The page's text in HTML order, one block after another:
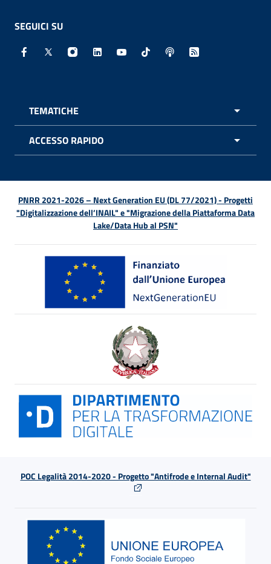
SEGUICI SU
Facebook - Sito esterno - Apertura in nuova finestra
X - Sito esterno - Apertura in nuova finestra
Instagram - Sito esterno - Apertura in
Linkedin - Sito esterno - Apertura in
Youtube - Sito esterno -
TikTok - Sito esterno -
Spreaker - Sito
Feed RSS -
TEMATICHE
ACCESSO RAPIDO
PNRR 2021-2026 – Next Generation EU (DL 77/2021) - Progetti
"Digitalizzazione dell’INAIL" e "Migrazione della Piattaforma Data
Lake/Data Hub al PSN"
POC Legalità 2014-2020 - Progetto "Antifrode e Internal Audit"